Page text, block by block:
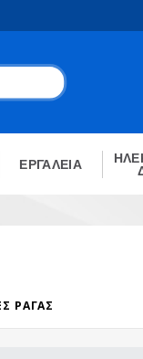
ΕΡΓΑΛΕΙΑ
ΡΆΓΑΣ